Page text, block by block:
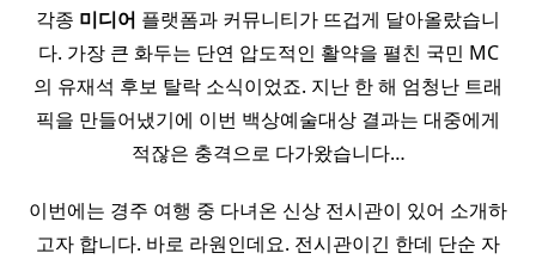
각종 미디어 플랫폼과 커뮤니티가 뜨겁게 달아올랐습니
다. 가장 큰 화두는 단연 압도적인 활약을 펼친 국민 MC
의 유재석 후보 탈락 소식이었죠. 지난 한 해 엄청난 트래
픽을 만들어냈기에 이번 백상예술대상 결과는 대중에게
적잖은 충격으로 다가왔습니다…
이번에는 경주 여행 중 다녀온 신상 전시관이 있어 소개하
고자 합니다. 바로 라원인데요. 전시관이긴 한데 단순 자